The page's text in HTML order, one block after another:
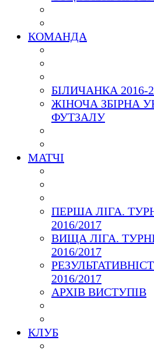
КОМАНДА
БІЛИЧАНКА 2016-
ЖІНОЧА ЗБІРНА
ФУТЗАЛУ
МАТЧІ
ПЕРША ЛІГА.
2016/2017
ВИЩА ЛІГА.
2016/2017
2016/2017
АРХІВ ВИСТУПІВ
КЛУБ